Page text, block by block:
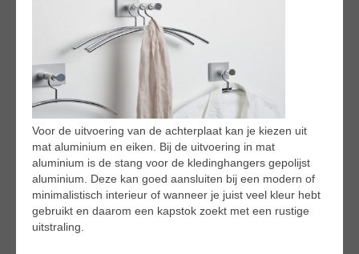
Voor de uitvoering van de achterplaat kan je kiezen uit
mat aluminium en eiken. Bij de uitvoering in mat
aluminium is de stang voor de kledinghangers gepolijst
aluminium. Deze kan goed aansluiten bij een modern of
minimalistisch interieur of wanneer je juist veel kleur hebt
gebruikt en daarom een kapstok zoekt met een rustige
uitstraling.